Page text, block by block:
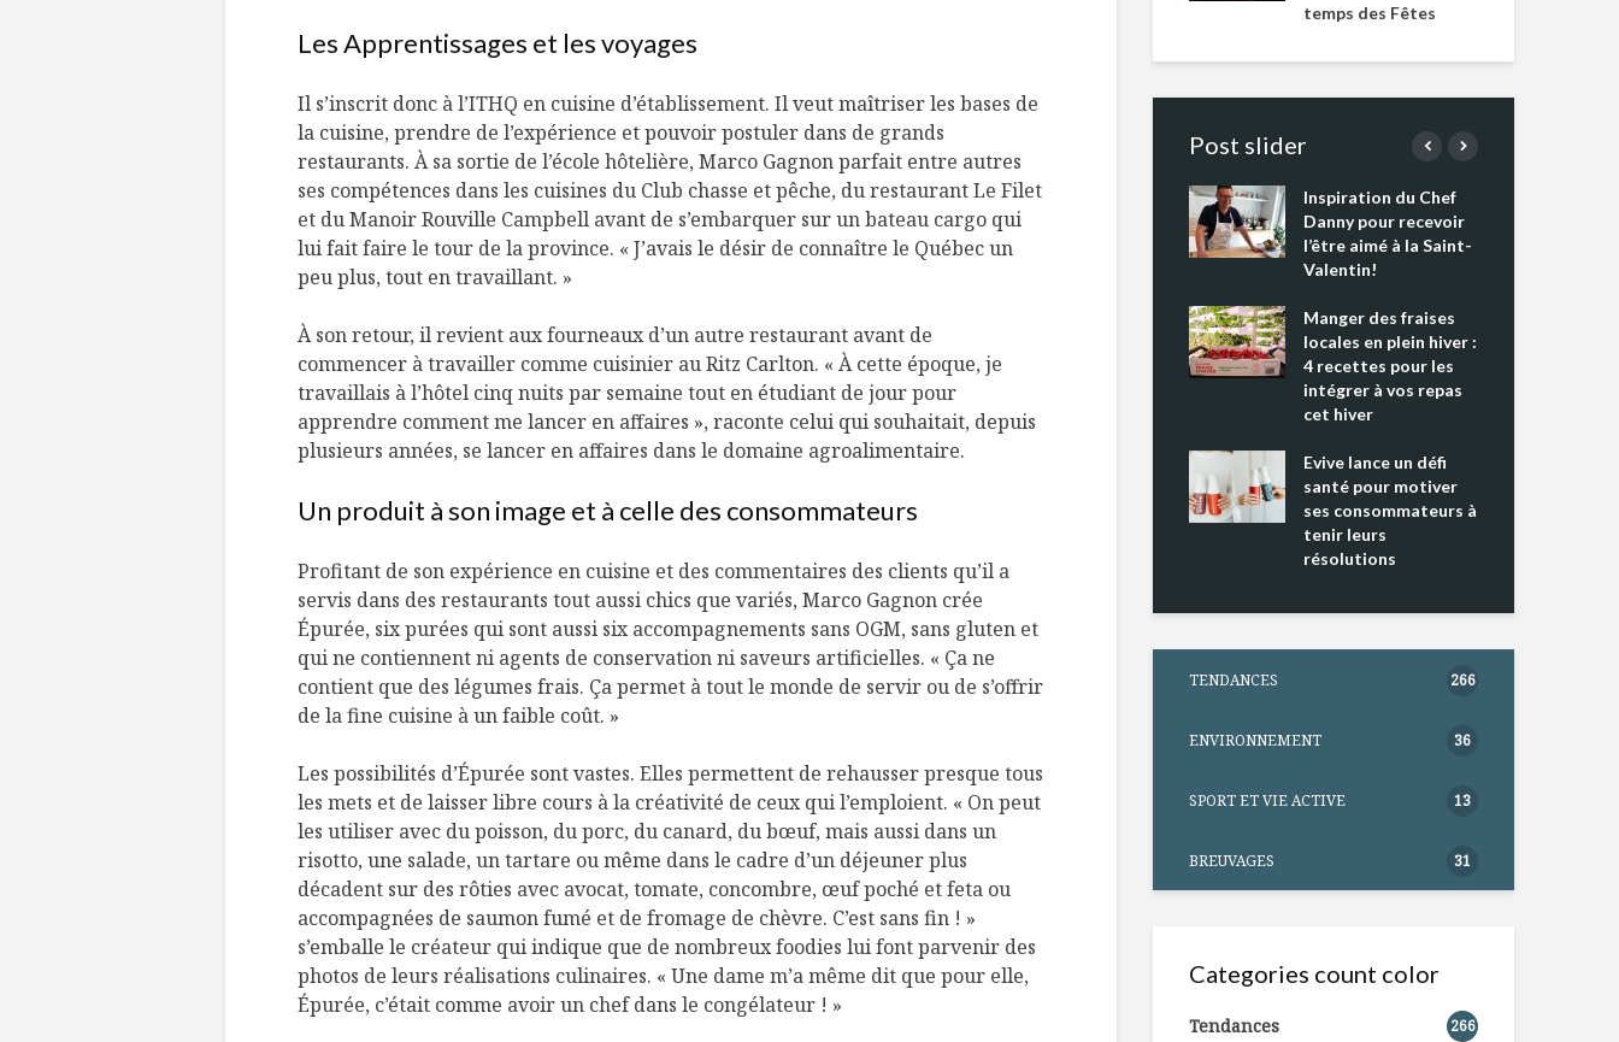
Les Apprentissages et les voyages
Il s’inscrit donc à l’ITHQ en cuisine d’établissement. Il veut maîtriser les bases de
la cuisine, prendre de l’expérience et pouvoir postuler dans de grands
restaurants. À sa sortie de l’école hôtelière, Marco Gagnon parfait entre autres
ses compétences dans les cuisines du Club chasse et pêche, du restaurant Le Filet
et du Manoir Rouville Campbell avant de s’embarquer sur un bateau cargo qui
lui fait faire le tour de la province. « J’avais le désir de connaître le Québec un
peu plus, tout en travaillant. »
À son retour, il revient aux fourneaux d’un autre restaurant avant de
commencer à travailler comme cuisinier au Ritz Carlton. « À cette époque, je
travaillais à l’hôtel cinq nuits par semaine tout en étudiant de jour pour
apprendre comment me lancer en affaires », raconte celui qui souhaitait, depuis
plusieurs années, se lancer en affaires dans le domaine agroalimentaire.
Un produit à son image et à celle des consommateurs
Profitant de son expérience en cuisine et des commentaires des clients qu’il a
servis dans des restaurants tout aussi chics que variés, Marco Gagnon crée
Épurée, six purées qui sont aussi six accompagnements sans OGM, sans gluten et
qui ne contiennent ni agents de conservation ni saveurs artificielles. « Ça ne
contient que des légumes frais. Ça permet à tout le monde de servir ou de s’offrir
de la fine cuisine à un faible coût. »
Les possibilités d’Épurée sont vastes. Elles permettent de rehausser presque tous
les mets et de laisser libre cours à la créativité de ceux qui l’emploient. « On peut
les utiliser avec du poisson, du porc, du canard, du bœuf, mais aussi dans un
risotto, une salade, un tartare ou même dans le cadre d’un déjeuner plus
décadent sur des rôties avec avocat, tomate, concombre, œuf poché et feta ou
accompagnées de saumon fumé et de fromage de chèvre. C’est sans fin ! »
s’emballe le créateur qui indique que de nombreux foodies lui font parvenir des
photos de leurs réalisations culinaires. « Une dame m’a même dit que pour elle,
Épurée, c’était comme avoir un chef dans le congélateur ! »
temps des Fêtes
Post slider
Isabelle Huot et Chef
Marianne allient
santé et plaisir
s’invitent durant le
temps des Fêtes
Tout baigne dans
l’huile… de Caméline
pour Chantal Van
Les
insectes s’apprêtent
10 aliments riches en
Inspiration du Chef
Danny pour recevoir
l’être aimé à la Saint-
Valentin!
Manger des fraises
locales en plein hiver :
4 recettes pour les
intégrer à vos repas
cet hiver
Evive lance un défi
santé pour motiver
ses consommateurs à
tenir leurs
résolutions
TENDANCES 266
ENVIRONNEMENT 36
SPORT ET VIE ACTIVE 13
BREUVAGES 31
Categories count color
Tendances 266